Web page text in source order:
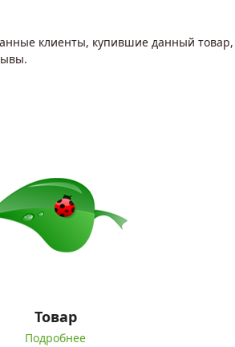
клиенты, купившие данный товар,
Товар
Подробнее